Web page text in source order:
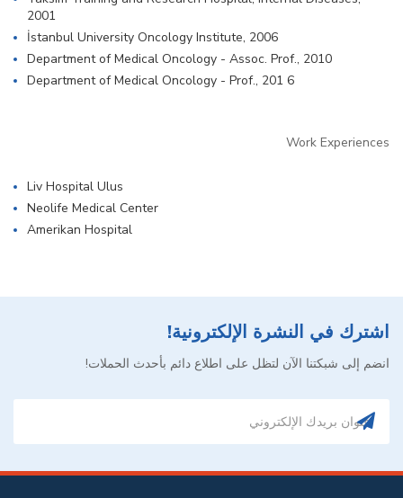
2001
İstanbul University Oncology Institute, 2006
Department of Medical Oncology - Assoc. Prof., 2010
Department of Medical Oncology - Prof., 201 6
Work Experiences
Liv Hospital Ulus
Neolife Medical Center
Amerikan Hospital
اشترك في النشرة الإلكترونية!
انضم إلى شبكتنا الآن لتظل على اطلاع دائم بأحدث الحملات!